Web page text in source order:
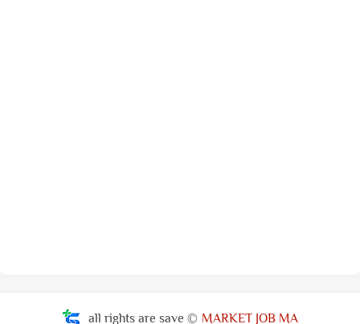
all rights are save © MARKET JOB MA